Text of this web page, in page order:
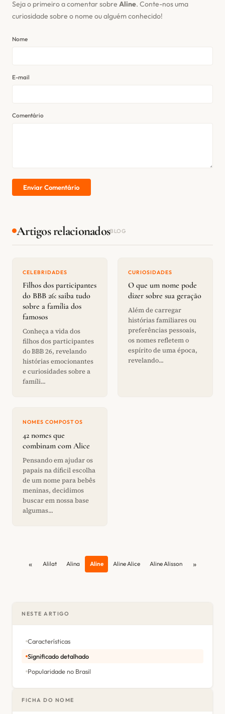
Seja o primeiro a comentar sobre Aline. Conte-nos uma
curiosidade sobre o nome ou alguém conhecido!
Nome
E-mail
Comentário
Enviar Comentário
Artigos relacionadosBLOG
CELEBRIDADES
Filhos dos participantes
do BBB 26: saiba tudo
sobre a família dos
famosos
Conheça a vida dos
filhos dos participantes
do BBB 26, revelando
histórias emocionantes
e curiosidades sobre a
famíli...
CURIOSIDADES
O que um nome pode
dizer sobre sua geração
Além de carregar
histórias familiares ou
preferências pessoais,
os nomes refletem o
espírito de uma época,
revelando...
NOMES COMPOSTOS
42 nomes que
combinam com Alice
Pensando em ajudar os
papais na díficil escolha
de um nome para bebês
meninas, decidimos
buscar em nossa base
algumas...
« Alilat Alina Aline Aline Alice Aline Alisson »
NESTE ARTIGO
Características
Significado detalhado
Popularidade no Brasil
FICHA DO NOME